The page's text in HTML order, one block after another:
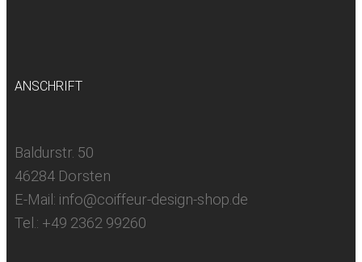
ANSCHRIFT
Baldurstr. 50
46284 Dorsten
E-Mail: info@coiffeur-design-shop.de
Tel.: +49 2362 99260